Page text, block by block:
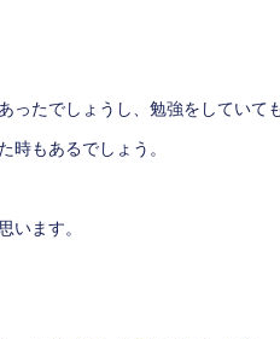
ったでしょうし、勉強をしていて
時もあるでしょう。
います。